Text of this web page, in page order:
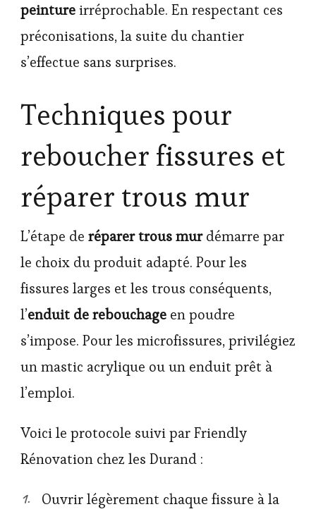
peintureirréprochable. En respectant ces
préconisations, la suite du chantier
s’effectue sans surprises.
Techniques pour
reboucher fissures et
réparer trous mur
L’étape de réparer trous murdémarre par
le choix du produit adapté. Pour les
fissures larges et les trous conséquents,
l’enduit de rebouchage en poudre
s’impose. Pour les microfissures, privilégiez
un mastic acrylique ou un enduit prêt à
l’emploi.
Voici le protocole suivi par Friendly
Rénovation chez les Durand :
Ouvrir légèrement chaque fissure à la